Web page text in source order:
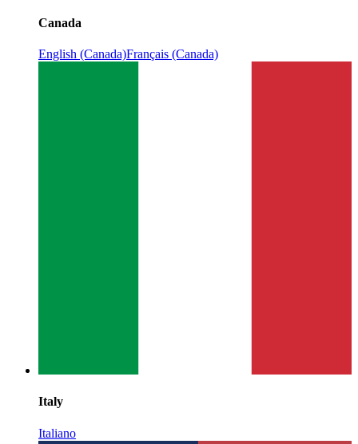
Canada
English (Canada)Français (Canada)
Italy
Italiano